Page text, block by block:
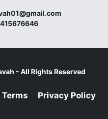
- All Rights Reserved
Terms Privacy Policy